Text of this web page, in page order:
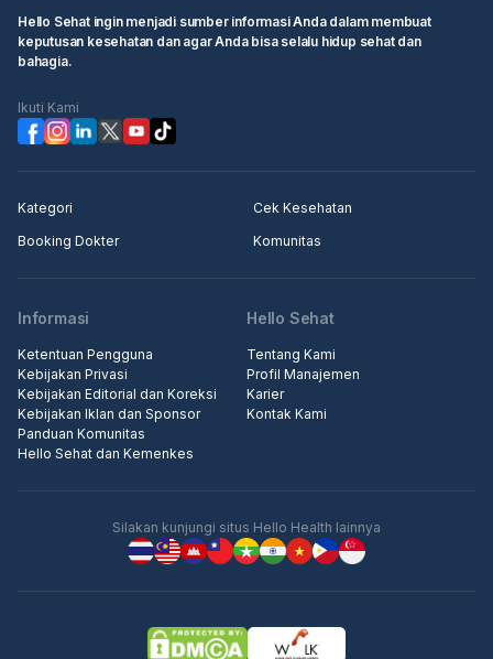
Hello Sehat ingin menjadi sumber informasi Anda dalam membuat
keputusan kesehatan dan agar Anda bisa selalu hidup sehat dan
bahagia.
Ikuti Kami
Kategori
Cek Kesehatan
Booking Dokter
Komunitas
Informasi
Ketentuan Pengguna
Kebijakan Privasi
Kebijakan Editorial dan Koreksi
Kebijakan Iklan dan Sponsor
Panduan Komunitas
Hello Sehat dan Kemenkes
Hello Sehat
Tentang Kami
Profil Manajemen
Karier
Kontak Kami
Silakan kunjungi situs Hello Health lainnya